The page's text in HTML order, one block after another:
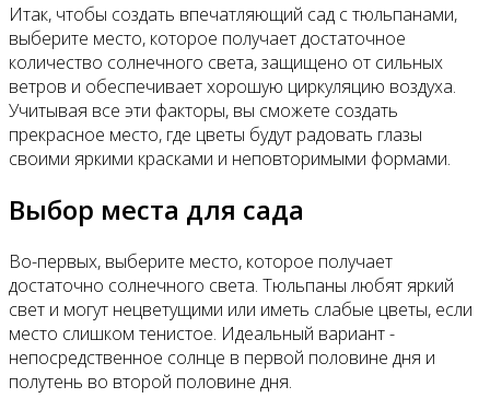
Итак, чтобы создать впечатляющий сад с тюльпанами,
выберите место, которое получает достаточное
количество солнечного света, защищено от сильных
ветров и обеспечивает хорошую циркуляцию воздуха.
Учитывая все эти факторы, вы сможете создать
прекрасное место, где цветы будут радовать глазы
своими яркими красками и неповторимыми формами.
Выбор места для сада
Во-первых, выберите место, которое получает
достаточно солнечного света. Тюльпаны любят яркий
свет и могут нецветущими или иметь слабые цветы, если
место слишком тенистое. Идеальный вариант -
непосредственное солнце в первой половине дня и
полутень во второй половине дня.